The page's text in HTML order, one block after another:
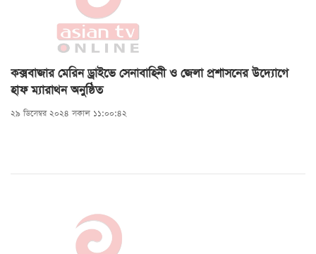
কক্সবাজার মেরিন ড্রাইভে সেনাবাহিনী ও জেলা প্রশাসনের উদ্যোগে
হাফ ম্যারাথন অনুষ্ঠিত
২৯ ডিসেম্বর ২০২৪ সকাল ১১:০০:৪২